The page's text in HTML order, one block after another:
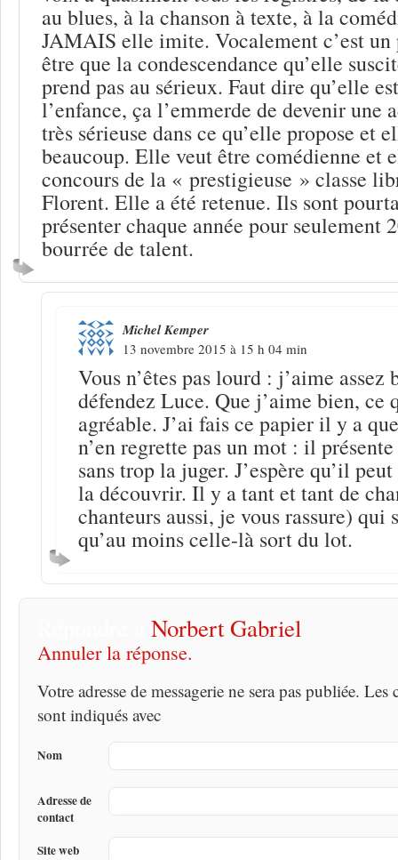
au blues, à la chanson à texte, à la
JAMAIS elle imite. Vocalement c’est un
être que la condescendance qu’elle
prend pas au sérieux. Faut dire qu’elle
l’enfance, ça l’emmerde de devenir une
très sérieuse dans ce qu’elle propose et
beaucoup. Elle veut être comédienne et
concours de la « prestigieuse » classe
Florent. Elle a été retenue. Ils sont
présenter chaque année pour
bourrée de talent.
Michel Kemper
13 novembre 2015 à 15 h 04 min
Vous n’êtes pas lourd : j’aime assez
défendez Luce. Que j’aime bien, ce
agréable. J’ai fais ce papier il y a
n’en regrette pas un mot : il
sans trop la juger. J’espère qu’il
la découvrir. Il y a tant et tant de
chanteurs aussi, je vous rassure) qui
qu’au moins celle-là sort du lot.
Norbert Gabriel
Annuler la réponse.
Votre adresse de messagerie ne sera pas publiée.
sont indiqués avec
Nom
Adresse de
contact
Site web